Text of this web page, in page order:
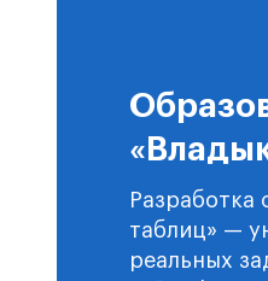
Разработка
таблиц» —
реальных